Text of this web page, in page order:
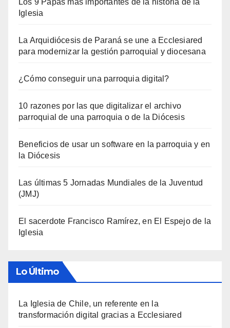
Los 9 Papas más importantes de la historia de la
Iglesia
La Arquidiócesis de Paraná se une a Ecclesiared
para modernizar la gestión parroquial y diocesana
¿Cómo conseguir una parroquia digital?
10 razones por las que digitalizar el archivo
parroquial de una parroquia o de la Diócesis
Beneficios de usar un software en la parroquia y en
la Diócesis
Las últimas 5 Jornadas Mundiales de la Juventud
(JMJ)
El sacerdote Francisco Ramírez, en El Espejo de la
Iglesia
Lo Último
La Iglesia de Chile, un referente en la
transformación digital gracias a Ecclesiared